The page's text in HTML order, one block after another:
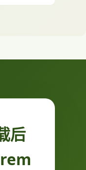
后